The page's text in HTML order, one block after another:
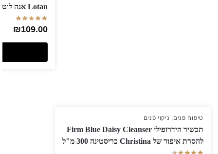
טיפוח פנים ניקוי פנים
תכשיר הידרופילי Firm Blue Daisy Cleanser
להסרת איפור של Christina כריסטינה 300 מ"ל
Lotan אנה לוטן
₪109.00